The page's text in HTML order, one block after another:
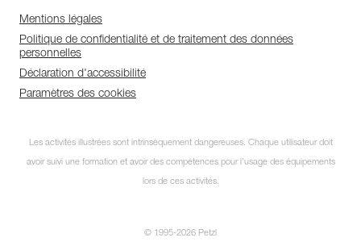
Mentions légales
Politique de confidentialité et de traitement des données
personnelles
Déclaration d'accessibilité
Paramètres des cookies
Les activités illustrées sont intrinsèquement dangereuses. Chaque utilisateur doit
avoir suivi une formation et avoir des compétences pour l’usage des équipements
lors de ces activités.
© 1995-2026 Petzl